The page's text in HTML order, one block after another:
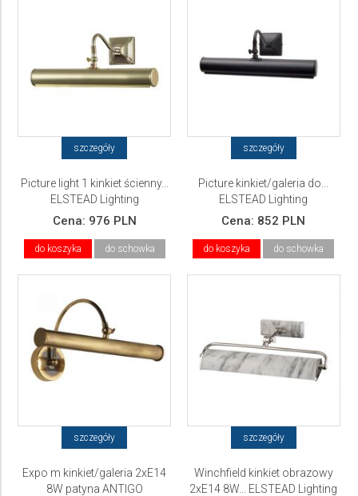
szczegóły
Picture light 1 kinkiet ścienny...
ELSTEAD Lighting
Cena: 976 PLN
do koszyka do schowka
szczegóły
Picture kinkiet/galeria do...
ELSTEAD Lighting
Cena: 852 PLN
do koszyka do schowka
szczegóły
Expo m kinkiet/galeria 2xE14
8W patyna ANTIGO
szczegóły
Winchfield kinkiet obrazowy
2xE14 8W... ELSTEAD Lighting